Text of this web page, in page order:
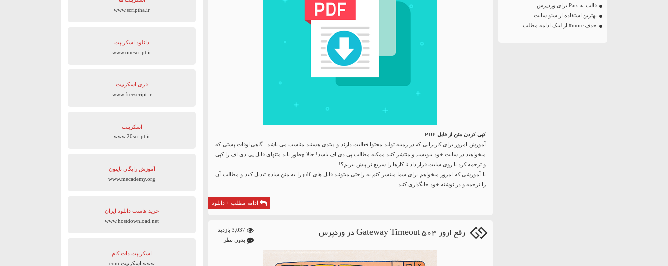
قالب Parsiaa برای وردپرس
بهترین استفاده از سئو سایت
حذف more# از لینک ادامه مطلب
کپی کردن متن از فایل PDF
آموزش امروز برای کاربرانی که در زمینه تولید محتوا فعالیت دارند و مبتدی هستند مناسب می باشد. گاهی اوقات پستی که
میخواهید در سایت خود بنویسید و منتشر کنید ممکنه مطالب پی دی اف باشد! حالا چطور باید متنهای فایل پی دی اف را کپی
و ترجمه کرد یا روی سایت قرار داد تا کارها را سریع تر پیش ببریم؟!
با آموزشی که امروز میخواهم برای شما منتشر کنم به راحتی میتونید فایل های pdf را به متن ساده تبدیل کنید و مطالب آن
را ترجمه و در نوشته خود جایگذاری کنید.
ادامه مطلب + دانلود
رفع ارور 504 Gateway Timeout در وردپرس
3,037 بازدید
بدون نظر
www.scriptha.ir
دانلود اسکریپت
www.onescript.ir
فری اسکریپت
www.freescript.ir
اسکریپت
www.20script.ir
آموزش رایگان پایتون
www.mecademy.org
خرید هاست دانلود ایران
www.hostdownload.net
اسکریپت دات کام
www.اسکریپت.com